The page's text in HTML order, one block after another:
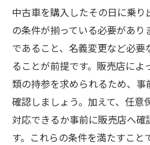
中古車を購入したその日に乗
の条件が揃っている必要があり
であること、名義変更など必要
ることが前提です。販売店によ
類の持参を求められるため、
確認しましょう。加えて、任意
対応できるか事前に販売店へ
す。これらの条件を満たすこと